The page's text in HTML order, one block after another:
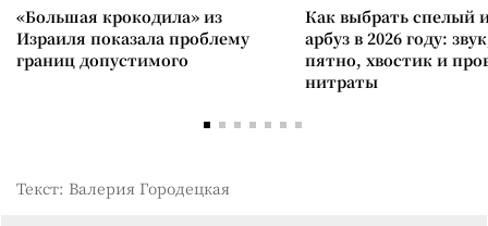
«Большая крокодила» из
Израиля показала проблему
границ допустимого
Как выбрать спелый
арбуз в 2026 году:
пятно, хвостик и
нитраты
Текст: Валерия Городецкая